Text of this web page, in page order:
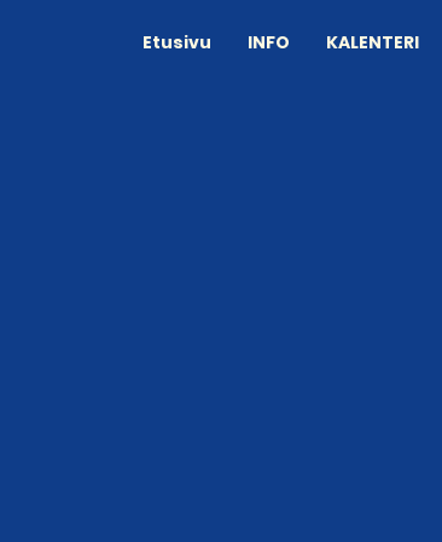
Etusivu INFO KALENTERI